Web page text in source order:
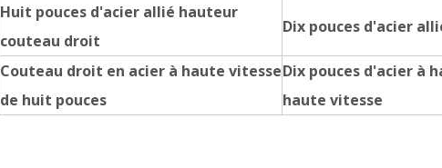
Huit pouces d'acier allié hauteur
couteau droit
Dix pouces d'acier
Couteau droit en acier à haute vitesse
de huit pouces
Dix pouces d'acier à
haute vitesse